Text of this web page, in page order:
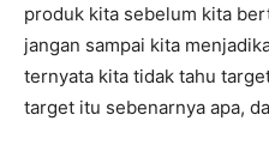
produk kita sebelum kita
jangan sampai kita
ternyata kita tidak tahu
target itu sebenarnya apa,